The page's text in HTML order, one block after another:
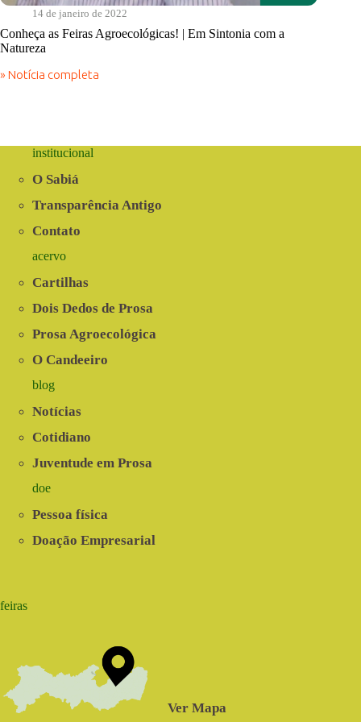
14 de janeiro de 2022
Conheça as Feiras Agroecológicas! | Em Sintonia com a
Natureza
» Notícia completa
Conheça
Em
com
Natureza
institucional
O Sabiá
Transparência Antigo
Contato
acervo
Cartilhas
Dois Dedos de Prosa
Prosa Agroecológica
O Candeeiro
blog
Notícias
Cotidiano
Juventude em Prosa
doe
Pessoa física
Doação Empresarial
feiras
Ver Mapa